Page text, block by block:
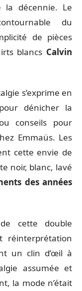
la décennie. Le
du
de pièces
blancs Calvin
s’exprime en
dénicher la
conseils pour
Emmaüs. Les
cette envie de
noir, blanc, lavé
des années
cette double
réinterprétation
un clin d’œil à
assumée et
la mode n’était